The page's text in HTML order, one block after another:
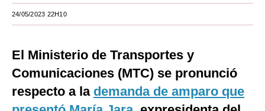
Mundo
España
24/05/2023 22H10
El Ministerio de Transportes y
Comunicaciones (MTC) se pronunció
respecto a la demanda de amparo que